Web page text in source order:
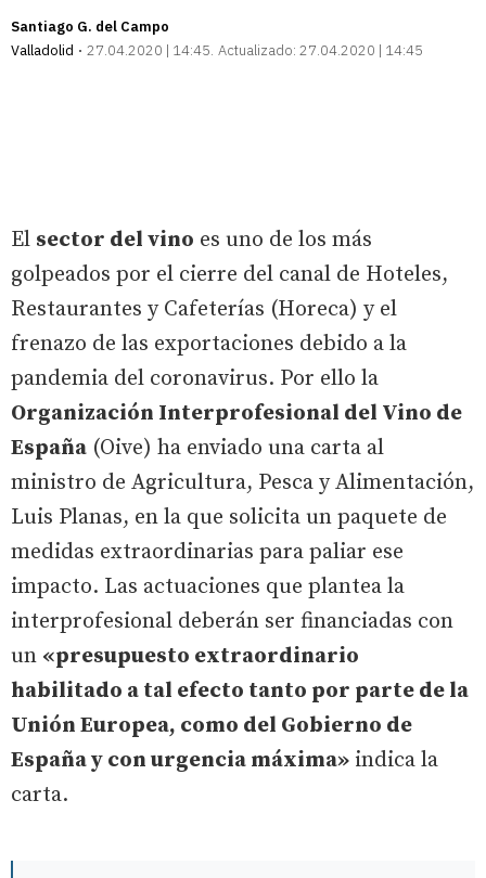
Santiago G. del Campo
Valladolid
27.04.2020 | 14:45 Actualizado: 27.04.2020 | 14:45
El sector del vino es uno de los más
golpeados por el cierre del canal de Hoteles,
Restaurantes y Cafeterías (Horeca) y el
frenazo de las exportaciones debido a la
pandemia del coronavirus. Por ello la
Organización Interprofesional del Vino de
España (Oive) ha enviado una carta al
ministro de Agricultura, Pesca y Alimentación,
Luis Planas, en la que solicita un paquete de
medidas extraordinarias para paliar ese
impacto. Las actuaciones que plantea la
interprofesional deberán ser financiadas con
un «presupuesto extraordinario
habilitado a tal efecto tanto por parte de la
Unión Europea, como del Gobierno de
España y con urgencia máxima» indica la
carta.